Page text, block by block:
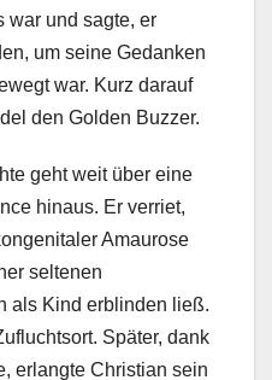
war und sagte, er
um seine Gedanken
war. Kurz darauf
den Golden Buzzer.
geht weit über eine
hinaus. Er verriet,
Amaurose
seltenen
als Kind erblinden ließ.
Später, dank
erlangte Christian sein